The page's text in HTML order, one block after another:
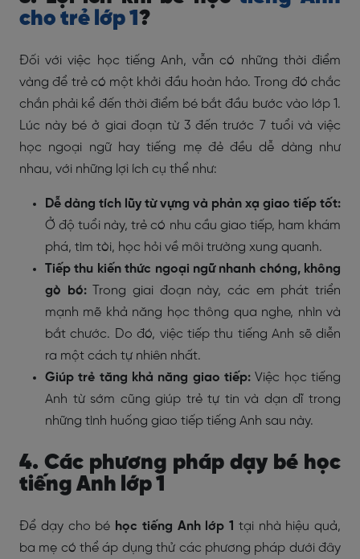
cho trẻ lớp 1?
Đối với việc học tiếng Anh, vẫn có những thời điểm
vàng để trẻ có một khởi đầu hoàn hảo. Trong đó chắc
chắn phải kể đến thời điểm bé bắt đầu bước vào lớp 1.
Lúc này bé ở giai đoạn từ 3 đến trước 7 tuổi và việc
học ngoại ngữ hay tiếng mẹ đẻ đều dễ dàng như
nhau, với những lợi ích cụ thể như:
Dễ dàng tích lũy từ vựng và phản xạ giao tiếp tốt:
Ở độ tuổi này, trẻ có nhu cầu giao tiếp, ham khám
phá, tìm tòi, học hỏi về môi trường xung quanh.
Tiếp thu kiến thức ngoại ngữ nhanh chóng, không
gò bó:Trong giai đoạn này, các em phát triển
mạnh mẽ khả năng học thông qua nghe, nhìn và
bắt chước. Do đó, việc tiếp thu tiếng Anh sẽ diễn
ra một cách tự nhiên nhất.
Giúp trẻ tăng khả năng giao tiếp:Việc học tiếng
Anh từ sớm cũng giúp trẻ tự tin và dạn dĩ trong
những tình huống giao tiếp tiếng Anh sau này.
4. Các phương pháp dạy bé học
tiếng Anh lớp 1
Để dạy cho bé học tiếng Anh lớp 1 tại nhà hiệu quả,
ba mẹ có thể áp dụng thử các phương pháp dưới đây